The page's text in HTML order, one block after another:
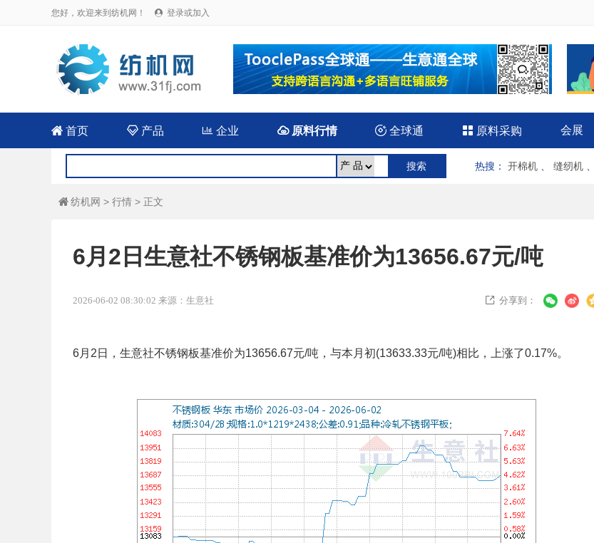
您好，欢迎来到纺机网！  登录或加入
 首页 产品  企业 原料行情  全球通  原料采购 会展
热搜 ： 开棉机 缝纫机
 纺机网 > 行情 > 正文
6月2日生意社不锈钢板基准价为13656.67元/吨
2026-06-02 08:30:02 来源：生意社  分享到：
6月2日，生意社不锈钢板基准价为13656.67元/吨，与本月初(13633.33元/吨)相比，上涨了0.17%。